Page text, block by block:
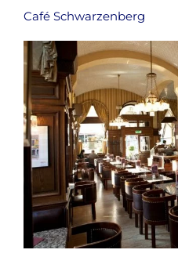
Café Schwarzenberg